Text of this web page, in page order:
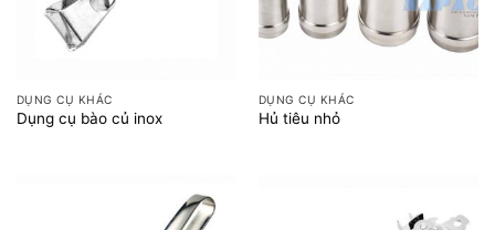
DỤNG CỤ KHÁC
Dụng cụ bào củ inox
DỤNG CỤ KHÁC
Hủ tiêu nhỏ